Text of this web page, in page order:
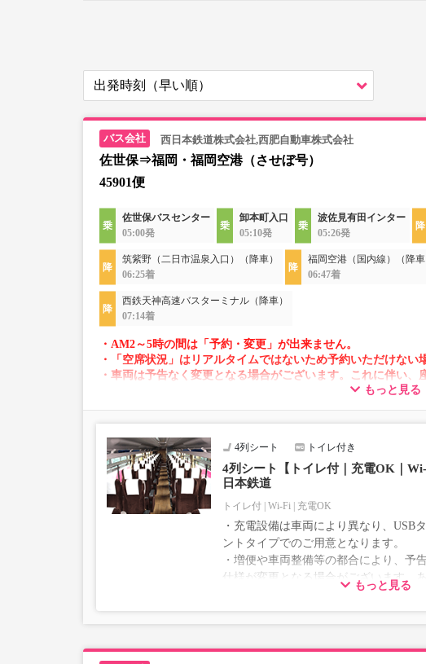
西日本鉄道株式会社,西肥自動車株式会社
佐世保⇒福岡・福岡空港（させぼ号）
45901便
佐世保バスセンター
05:00発
卸本町入口
05:10発
波佐見有田インター
05:26発
筑紫野（二日市温泉入口）（降車）
06:25着
福岡空港（国内線）（降車
06:47着
西鉄天神高速バスターミナル（降車）
07:14着
・AM2～5時の間は「予約・変更」が出来ません。
・「空席状況」はリアルタイムではないため予約いただけない
・車両は予告なく変更となる場合がございます。これに伴い
もっと見る
4列シート トイレ付き
4列シート【トイレ付｜充電OK｜
日本鉄道
トイレ付 Wi-Fi 充電OK
・充電設備は車両により異なり、USB
ントタイプでのご用意となります。
・増便や車両整備等の都合により、予
仕様が変更となる場合がございます。
もっと見る